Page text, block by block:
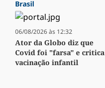
Brasil
06/08/2026 às 12:32
Ator da Globo diz que
Covid foi "farsa" e critica
vacinação infantil